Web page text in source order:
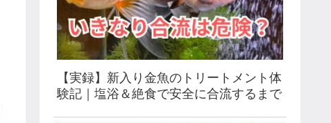
【実録】新入り金魚のトリートメント体
験記｜塩浴＆絶食で安全に合流するまで